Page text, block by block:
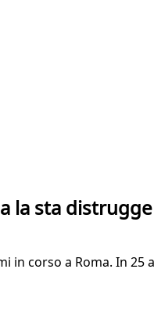
la sta
in corso a Roma. In 25